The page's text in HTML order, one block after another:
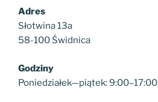
Adres
Słotwina 13a
58-100 Świdnica
Godziny
Poniedziałek—piątek: 9:00–17:00